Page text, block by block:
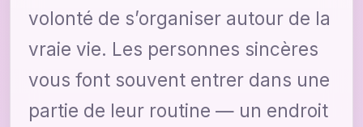
volonté de s’organiser autour de la
vraie vie. Les personnes sincères
vous font souvent entrer dans une
partie de leur routine — un endroit